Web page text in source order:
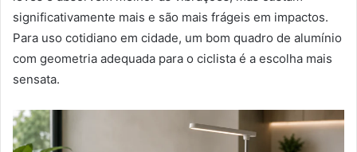
significativamente mais e são mais frágeis em impactos.
Para uso cotidiano em cidade, um bom quadro de alumínio
com geometria adequada para o ciclista é a escolha mais
sensata.